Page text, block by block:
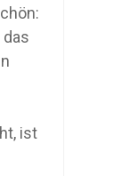
das
ist